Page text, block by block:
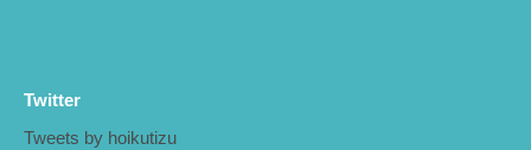
Twitter
Tweets by hoikutizu